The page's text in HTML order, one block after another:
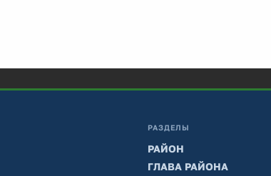
РАЗДЕЛЫ
РАЙОН
ГЛАВА РАЙОНА